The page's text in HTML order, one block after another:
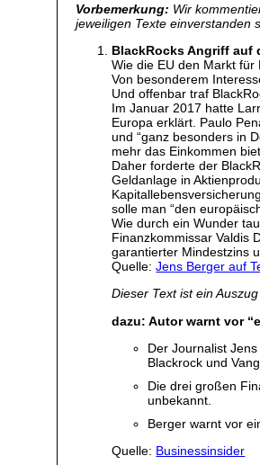
Vorbemerkung: Wir
jeweiligen Texte einverstanden
BlackRocks Angriff auf
Wie die EU den Markt
Von besonderem
Und offenbar traf
Im Januar 2017 hatte
Europa erklärt. Paulo
und “ganz besonders in
mehr das Einkommen
Daher forderte der
Geldanlage in
solle man “den
Wie durch ein Wunder
Finanzkommissar Valdis
garantierter Mindestzins
Quelle:Jens Berger auf
Dieser Text ist ein
dazu: Autor warnt vor
Der Journalist
Blackrock und
Die drei großen
unbekannt.
Berger warnt vor
Quelle: Businessinsider